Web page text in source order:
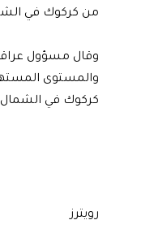
من كركوك في الشمال
وقال مسؤول عراقي اخر ان
كركوك في الشمال
رويترز